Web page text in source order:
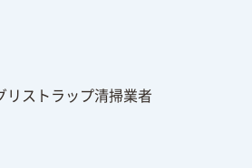
リストラップ清掃業者